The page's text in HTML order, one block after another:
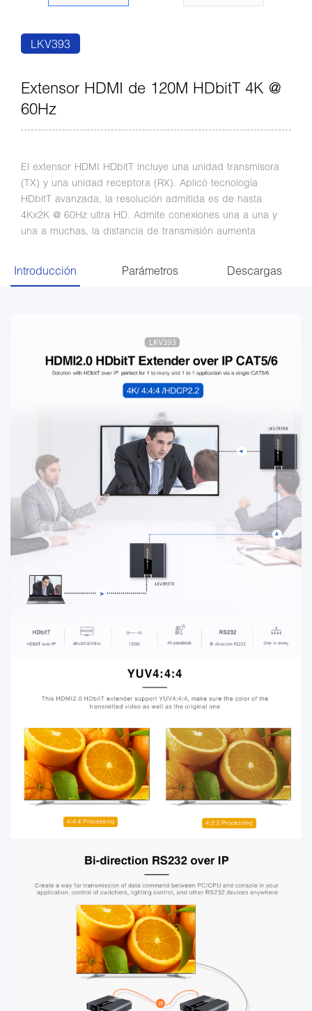
LKV393
Extensor HDMI de 120M HDbitT 4K @
60Hz
El extensor HDMI HDbitT incluye una unidad transmisora ​​
(TX) y una unidad receptora (RX). Aplicó tecnología
HDbitT avanzada, la resolución admitida es de hasta
4Kx2K @ 60Hz ultra HD. Admite conexiones una a una y
una a muchas, la distancia de transmisión aumenta
Introducción Parámetros Descargas